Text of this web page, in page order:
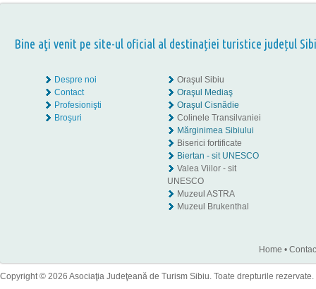
Bine aţi venit pe site-ul oficial al destinației turistice județul
Despre noi
Contact
Profesionişti
Broşuri
Oraşul Sibiu
Oraşul Mediaş
Oraşul Cisnădie
Colinele Transilvaniei
Mărginimea Sibiului
Biserici fortificate
Biertan - sit UNESCO
Valea Viilor - sit
UNESCO
Muzeul ASTRA
Muzeul Brukenthal
Home •
Copyright © 2026 Asociaţia Judeţeană de Turism Sibiu. Toate drepturile rezervate.